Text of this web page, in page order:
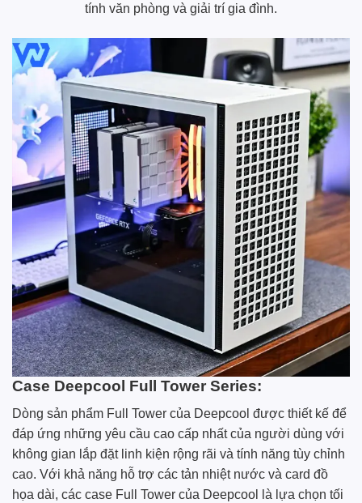
tính văn phòng và giải trí gia đình.
Case Deepcool Full Tower Series:
Dòng sản phẩm Full Tower của Deepcool được thiết kế để
đáp ứng những yêu cầu cao cấp nhất của người dùng với
không gian lắp đặt linh kiện rộng rãi và tính năng tùy chỉnh
cao. Với khả năng hỗ trợ các tản nhiệt nước và card đồ
họa dài, các case Full Tower của Deepcool là lựa chọn tối